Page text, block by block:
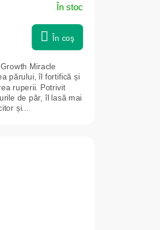
În stoc
În coş
Miracle
părului, îl fortifică și
ruperii. Potrivit
de păr, îl lasă mai
și...